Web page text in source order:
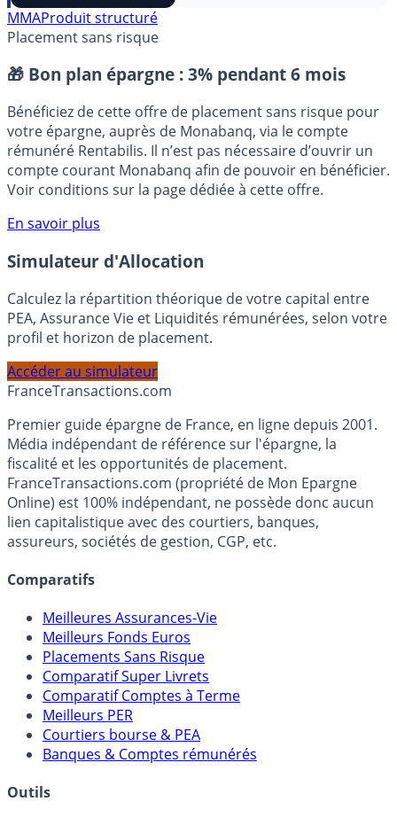
⭐️ Suivre sur Google
Produit structuré
Placement sans risque
🎁 Bon plan épargne : 3% pendant 6 mois
Bénéficiez de cette offre de placement sans risque pour
votre épargne, auprès de Monabanq, via le compte
rémunéré Rentabilis. Il n’est pas nécessaire d’ouvrir un
Voir conditions sur la page dédiée à cette offre.
En savoir plus
Simulateur d'Allocation
Calculez la répartition théorique de votre capital entre
PEA, Assurance Vie et Liquidités rémunérées, selon votre
profil et horizon de placement.
FranceTransactions.com
Premier guide épargne de France, en ligne depuis 2001.
Média indépendant de référence sur l'épargne, la
fiscalité et les opportunités de placement.
FranceTransactions.com (propriété de Mon Epargne
Online) est 100% indépendant, ne possède donc aucun
lien capitalistique avec des courtiers, banques,
assureurs, sociétés de gestion, CGP, etc.
Comparatifs
Meilleures Assurances-Vie
Meilleurs Fonds Euros
Placements Sans Risque
Comparatif Super Livrets
Comparatif Comptes à Terme
Meilleurs PER
Banques & Comptes rémunérés